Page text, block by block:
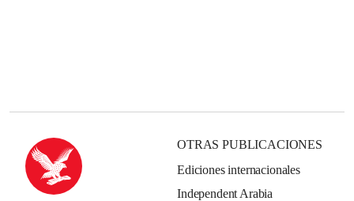
OTRAS PUBLICACIONES
Ediciones internacionales
Independent Arabia